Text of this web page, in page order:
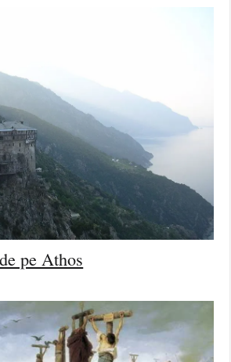
pe Athos